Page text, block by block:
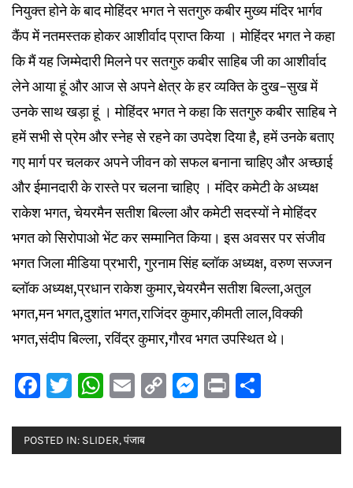
नियुक्त होने के बाद मोहिंदर भगत ने सतगुरु कबीर मुख्य मंदिर भार्गव
कैंप में नतमस्तक होकर आशीर्वाद प्राप्त किया । मोहिंदर भगत ने कहा
कि मैं यह जिम्मेदारी मिलने पर सतगुरु कबीर साहिब जी का आशीर्वाद
लेने आया हूं और आज से अपने क्षेत्र के हर व्यक्ति के दुख-सुख में
उनके साथ खड़ा हूं । मोहिंदर भगत ने कहा कि सतगुरु कबीर साहिब ने
हमें सभी से प्रेम और स्नेह से रहने का उपदेश दिया है, हमें उनके बताए
गए मार्ग पर चलकर अपने जीवन को सफल बनाना चाहिए और अच्छाई
और ईमानदारी के रास्ते पर चलना चाहिए । मंदिर कमेटी के अध्यक्ष
राकेश भगत, चेयरमैन सतीश बिल्ला और कमेटी सदस्यों ने मोहिंदर
भगत को सिरोपाओ भेंट कर सम्मानित किया। इस अवसर पर संजीव
भगत जिला मीडिया प्रभारी, गुरनाम सिंह ब्लॉक अध्यक्ष, वरुण सज्जन
ब्लॉक अध्यक्ष,प्रधान राकेश कुमार,चेयरमैन सतीश बिल्ला,अतुल
भगत,मन भगत,दुशांत भगत,राजिंदर कुमार,कीमती लाल,विक्की
भगत,संदीप बिल्ला, रविंद्र कुमार,गौरव भगत उपस्थित थे।
Facebook
Twitter
WhatsApp
Email
CopyMessenger
Print
POSTED IN: SLIDER,पंजाब